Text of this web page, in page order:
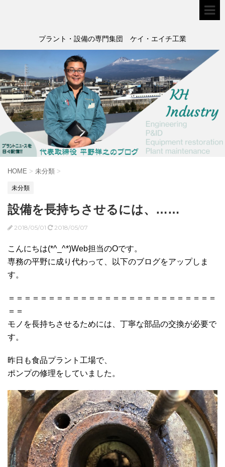
プラント・設備の専門集団 ケイ・エイチ工業
HOME > 未分類 >
未分類
設備を長持ちさせるには、……
2018/05/01 2018/05/07
こんにちは(*^_^*)Web担当のOです。
専務の平野に成り代わって、以下のブログをアップしま
す。
＝＝＝＝＝＝＝＝＝＝＝＝＝＝＝＝＝＝＝＝＝＝＝＝＝＝
＝＝
モノを長持ちさせるためには、丁寧な部品の交換が必要で
す。
昨日も食品プラント工場で、
ポンプの修理をしていました。